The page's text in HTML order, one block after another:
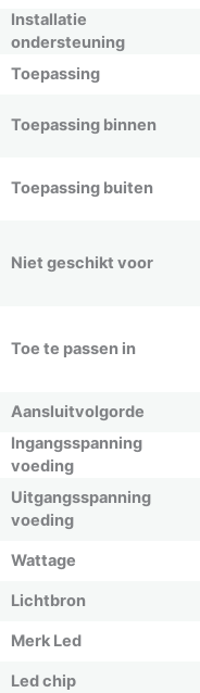
Installatie
ondersteuning
Toepassing
Toepassing binnen
Toepassing buiten
Niet geschikt voor
Toe te passen in
Aansluitvolgorde
Ingangsspanning
voeding
Uitgangsspanning
voeding
Wattage
Lichtbron
Merk Led
Led chip